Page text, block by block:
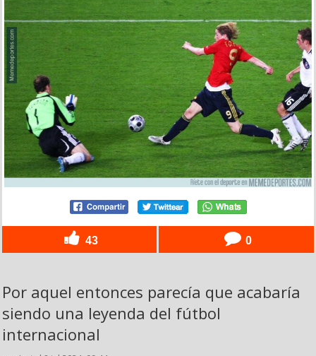
43 0
Por aquel entonces parecía que acabaría
siendo una leyenda del fútbol
internacional